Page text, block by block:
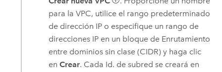
para laVPC, utilice el rango predeterminado
de dirección IP o especifique un rango de
direcciones IP en un bloque de Enrutamiento
entre dominios sin clase (CIDR) y haga clic
enCrear. Cada Id. de subred se creará en